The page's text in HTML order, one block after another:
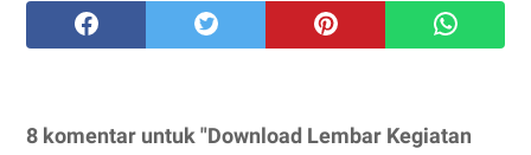
8 komentar untuk "Download Lembar Kegiatan